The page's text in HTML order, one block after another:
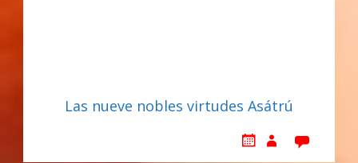
Las nueve nobles virtudes Asátrú